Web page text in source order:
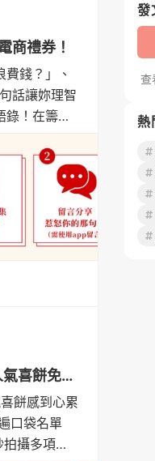
商禮券！
錢？」、
話讓妳理智
！在籌備
【2026喜餅大賞】‼️年度最強檔‼️ 06/01-07/31 人氣喜餅免費試吃♥...
餅感到心累
口袋名單
攝多項好
發
查
熱